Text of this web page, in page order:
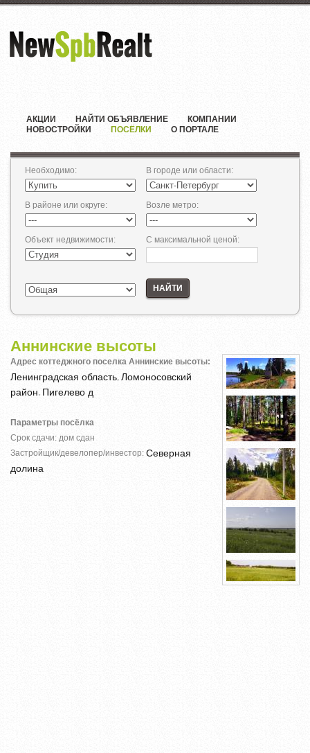
АКЦИИ НАЙТИ ОБЪЯВЛЕНИЕ
КОМПАНИИ
НОВОСТРОЙКИ
ПОСЁЛКИ О ПОРТАЛЕ
Необходимо: В городе или области:
В районе или округе: Возле метро:
Объект недвижимости: С максимальной ценой:
НАЙТИ
Аннинские высоты
Адрес коттеджного поселка Аннинские высоты:
Ленинградская область Ломоносовский
район Пигелево д
Параметры посёлка
Срок сдачи: дом сдан
Застройщик/девелопер/инвестор: Северная
долина